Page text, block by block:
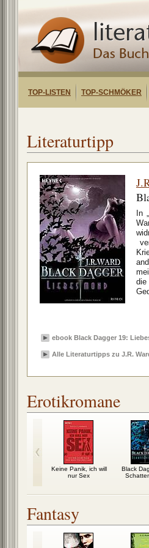
TOP-LISTEN TOP-SCHMÖKER
Literaturtipp
In
die
ebook Black Dagger 19:
Alle Literaturtipps zu J.R.
Erotikromane
Keine Panik, ich will
nur Sex
Black
Fantasy